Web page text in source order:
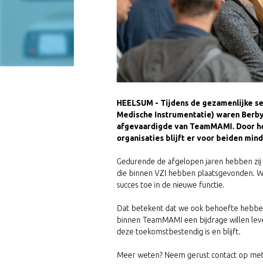
HEELSUM - Tijdens de gezamenlijke
Medische Instrumentatie) waren
afgevaardigde van TeamMAMI. Door
organisaties blijft er voor beiden
Gedurende de afgelopen jaren hebben
die binnen VZI hebben plaatsgevonden.
succes toe in de nieuwe functie.
Dat betekent dat we ook behoefte
binnen TeamMAMI een bijdrage willen
deze toekomstbestendig is en blijft.
Meer weten? Neem gerust contact op